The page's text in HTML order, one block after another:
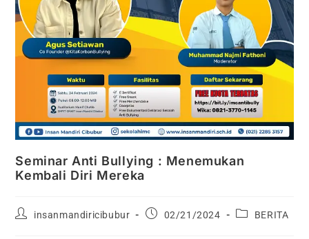
Seminar Anti Bullying : Menemukan
Kembali Diri Mereka
insanmandiricibubur 02/21/2024 BERITA